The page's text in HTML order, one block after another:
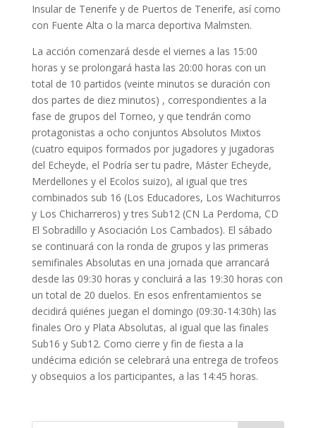
Insular de Tenerife y de Puertos de Tenerife, así como
con Fuente Alta o la marca deportiva Malmsten.
La acción comenzará desde el viernes a las 15:00
horas y se prolongará hasta las 20:00 horas con un
total de 10 partidos (veinte minutos se duración con
dos partes de diez minutos) , correspondientes a la
fase de grupos del Torneo, y que tendrán como
protagonistas a ocho conjuntos Absolutos Mixtos
(cuatro equipos formados por jugadores y jugadoras
del Echeyde, el Podría ser tu padre, Máster Echeyde,
Merdellones y el Ecolos suizo), al igual que tres
combinados sub 16 (Los Educadores, Los Wachiturros
y Los Chicharreros) y tres Sub12 (CN La Perdoma, CD
El Sobradillo y Asociación Los Cambados). El sábado
se continuará con la ronda de grupos y las primeras
semifinales Absolutas en una jornada que arrancará
desde las 09:30 horas y concluirá a las 19:30 horas con
un total de 20 duelos. En esos enfrentamientos se
decidirá quiénes juegan el domingo (09:30-14:30h) las
finales Oro y Plata Absolutas, al igual que las finales
Sub16 y Sub12. Como cierre y fin de fiesta a la
undécima edición se celebrará una entrega de trofeos
y obsequios a los participantes, a las 14:45 horas.